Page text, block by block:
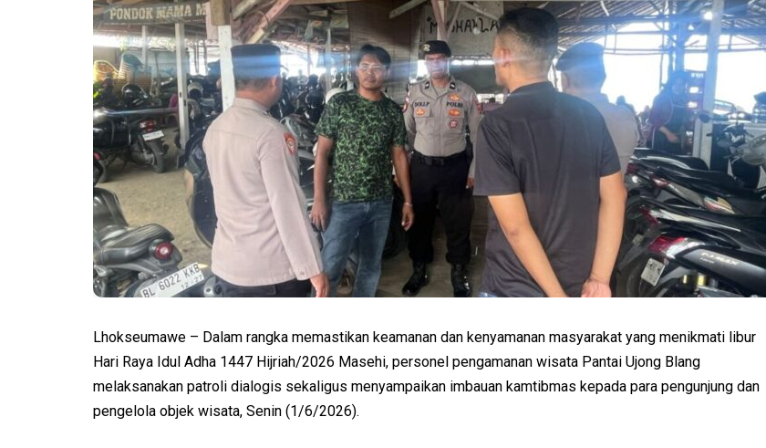
Lhokseumawe – Dalam rangka memastikan keamanan dan kenyamanan masyarakat yang menikmati libur
Hari Raya Idul Adha 1447 Hijriah/2026 Masehi, personel pengamanan wisata Pantai Ujong Blang
melaksanakan patroli dialogis sekaligus menyampaikan imbauan kamtibmas kepada para pengunjung dan
pengelola objek wisata, Senin (1/6/2026).